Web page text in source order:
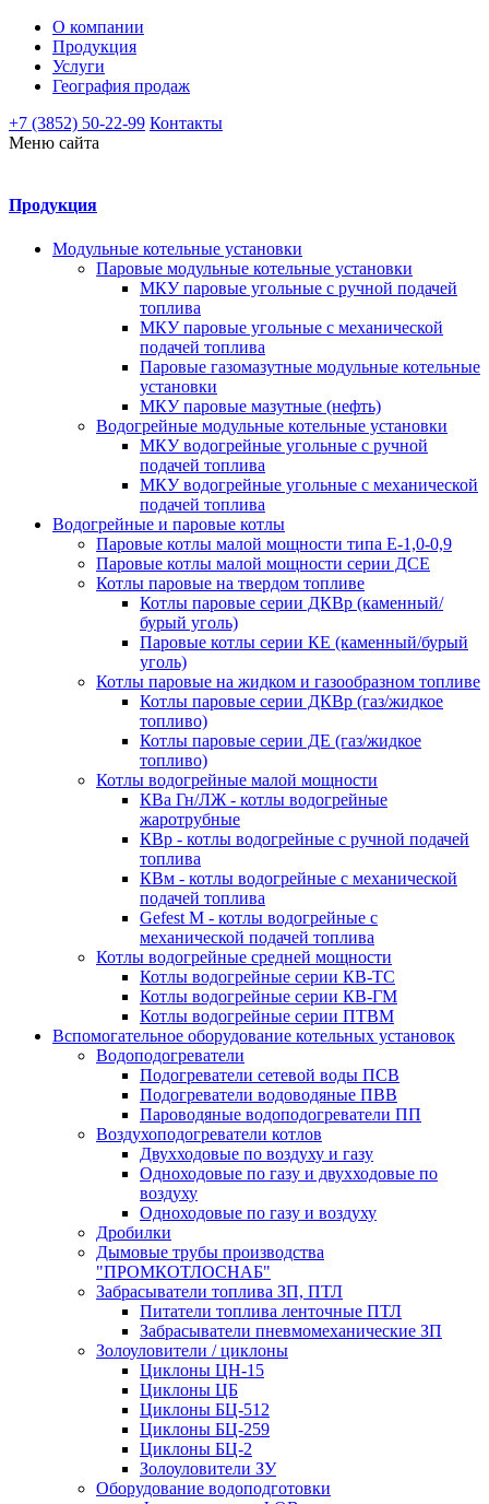
О компании
Продукция
Услуги
География продаж
+7 (3852) 50-22-99 Контакты
Меню сайта
Продукция
Модульные котельные установки
Паровые модульные котельные установки
МКУ паровые угольные с ручной подачей
топлива
МКУ паровые угольные с механической
подачей топлива
Паровые газомазутные модульные котельные
установки
МКУ паровые мазутные (нефть)
Водогрейные модульные котельные установки
МКУ водогрейные угольные с ручной
подачей топлива
МКУ водогрейные угольные с механической
подачей топлива
Водогрейные и паровые котлы
Паровые котлы малой мощности типа Е-1,0-0,9
Паровые котлы малой мощности серии ДСЕ
Котлы паровые на твердом топливе
Котлы паровые серии ДКВр (каменный/
бурый уголь)
Паровые котлы серии КЕ (каменный/бурый
уголь)
Котлы паровые на жидком и газообразном топливе
Котлы паровые серии ДКВр (газ/жидкое
топливо)
Котлы паровые серии ДЕ (газ/жидкое
топливо)
Котлы водогрейные малой мощности
КВа Гн/ЛЖ - котлы водогрейные
жаротрубные
КВр - котлы водогрейные с ручной подачей
топлива
КВм - котлы водогрейные с механической
подачей топлива
Gefest M - котлы водогрейные с
механической подачей топлива
Котлы водогрейные средней мощности
Котлы водогрейные серии КВ-ТС
Котлы водогрейные серии КВ-ГМ
Котлы водогрейные серии ПТВМ
Вспомогательное оборудование котельных установок
Водоподогреватели
Подогреватели сетевой воды ПСВ
Подогреватели водоводяные ПВВ
Пароводяные водоподогреватели ПП
Воздухоподогреватели котлов
Двухходовые по воздуху и газу
Одноходовые по газу и двухходовые по
воздуху
Одноходовые по газу и воздуху
Дробилки
Дымовые трубы производства
"ПРОМКОТЛОСНАБ"
Забрасыватели топлива ЗП, ПТЛ
Питатели топлива ленточные ПТЛ
Забрасыватели пневмомеханические ЗП
Золоуловители / циклоны
Циклоны ЦН-15
Циклоны ЦБ
Циклоны БЦ-512
Циклоны БЦ-259
Циклоны БЦ-2
Золоуловители ЗУ
Оборудование водоподготовки